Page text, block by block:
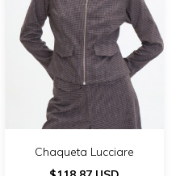
Chaqueta Lucciare